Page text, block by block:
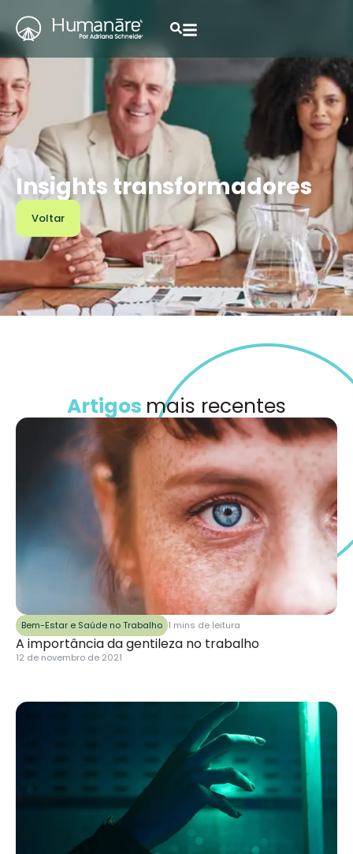
Insights transformadores
Voltar
Artigos mais recentes
Bem-Estar e Saúde no Trabalho 1 mins de leitura
A importância da gentileza no trabalho
12 de novembro de 2021